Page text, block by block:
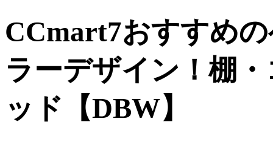
CCmart7おすすめ
ラーデザイン！棚
ッド【DBW】